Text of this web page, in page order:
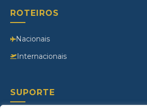
ROTEIROS
Nacionais
Internacionais
SUPORTE